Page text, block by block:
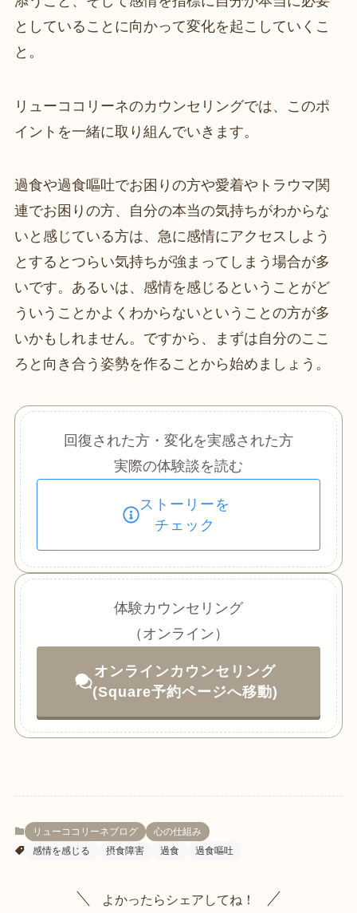
としていることに向かって変化を起こしていくこ
と。
リューココリーネのカウンセリングでは、このポ
イントを一緒に取り組んでいきます。
過食や過食嘔吐でお困りの方や愛着やトラウマ関
連でお困りの方、自分の本当の気持ちがわからな
いと感じている方は、急に感情にアクセスしよう
とするとつらい気持ちが強まってしまう場合が多
いです。あるいは、感情を感じるということがど
ういうことかよくわからないということの方が多
いかもしれません。ですから、まずは自分のここ
ろと向き合う姿勢を作ることから始めましょう。
回復された方・変化を実感された方
実際の体験談を読む
ストーリーを
チェック
体験カウンセリング
（オンライン）
オンラインカウンセリング
(Square予約ページへ移動)
リューココリーネブログ
心の仕組み
感情を感じる
摂食障害 過食 過食嘔吐
よかったらシェアしてね！